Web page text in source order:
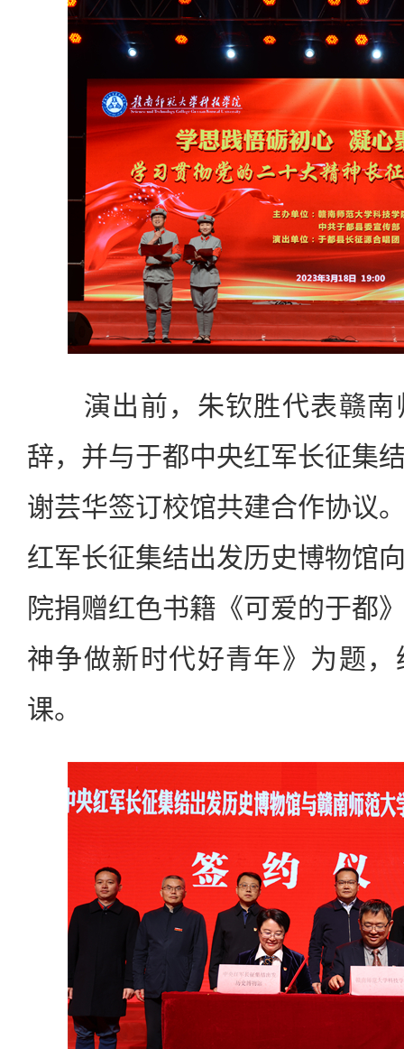
演出前，朱钦胜代表赣南
辞，并与于都中央红军长征集
谢芸华签订校馆共建合作协议
红军长征集结出发历史博物馆
院捐赠红色书籍《可爱的于都
神争做新时代好青年》为题
课。